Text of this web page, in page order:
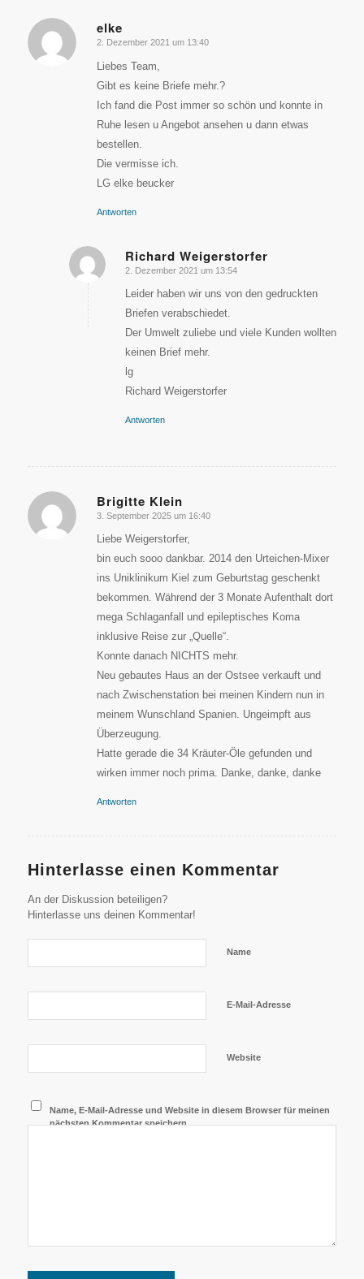
elke
sagte:
2. Dezember 2021 um 13:40
Liebes Team,
Gibt es keine Briefe mehr.?
Ich fand die Post immer so schön und konnte in
Ruhe lesen u Angebot ansehen u dann etwas
bestellen.
Die vermisse ich.
LG elke beucker
Antworten
Richard Weigerstorfer
sagte:
2. Dezember 2021 um 13:54
Leider haben wir uns von den gedruckten
Briefen verabschiedet.
Der Umwelt zuliebe und viele Kunden wollten
keinen Brief mehr.
lg
Richard Weigerstorfer
Antworten
Brigitte Klein
sagte:
3. September 2025 um 16:40
Liebe Weigerstorfer,
bin euch sooo dankbar. 2014 den Urteichen-Mixer
ins Uniklinikum Kiel zum Geburtstag geschenkt
bekommen. Während der 3 Monate Aufenthalt dort
mega Schlaganfall und epileptisches Koma
inklusive Reise zur „Quelle“.
Konnte danach NICHTS mehr.
Neu gebautes Haus an der Ostsee verkauft und
nach Zwischenstation bei meinen Kindern nun in
meinem Wunschland Spanien. Ungeimpft aus
Überzeugung.
Hatte gerade die 34 Kräuter-Öle gefunden und
wirken immer noch prima. Danke, danke, danke
Antworten
Hinterlasse einen Kommentar
An der Diskussion beteiligen?
Hinterlasse uns deinen Kommentar!
Name
E-Mail-Adresse
Website
Name, E-Mail-Adresse und Website in diesem Browser für meinen
nächsten Kommentar speichern.